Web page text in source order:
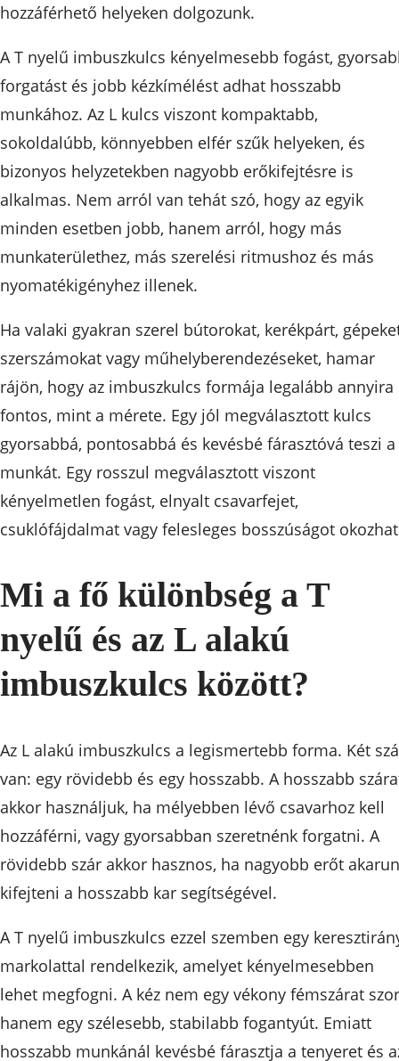
hozzáférhető helyeken dolgozunk.
A T nyelű imbuszkulcs kényelmesebb fogást,
forgatást és jobb kézkímélést adhat hosszabb
munkához. Az L kulcs viszont kompaktabb,
sokoldalúbb, könnyebben elfér szűk helyeken, és
bizonyos helyzetekben nagyobb erőkifejtésre is
alkalmas. Nem arról van tehát szó, hogy az egyik
minden esetben jobb, hanem arról, hogy más
munkaterülethez, más szerelési ritmushoz és más
nyomatékigényhez illenek.
Ha valaki gyakran szerel bútorokat, kerékpárt,
szerszámokat vagy műhelyberendezéseket, hamar
rájön, hogy az imbuszkulcs formája legalább annyira
fontos, mint a mérete. Egy jól megválasztott kulcs
gyorsabbá, pontosabbá és kevésbé fárasztóvá teszi a
munkát. Egy rosszul megválasztott viszont
kényelmetlen fogást, elnyalt csavarfejet,
csuklófájdalmat vagy felesleges bosszúságot
Mi a fő különbség a T
nyelű és az L alakú
imbuszkulcs között?
Az L alakú imbuszkulcs a legismertebb forma. Két
van: egy rövidebb és egy hosszabb. A hosszabb
akkor használjuk, ha mélyebben lévő csavarhoz kell
hozzáférni, vagy gyorsabban szeretnénk forgatni. A
rövidebb szár akkor hasznos, ha nagyobb erőt
kifejteni a hosszabb kar segítségével.
A T nyelű imbuszkulcs ezzel szemben egy
markolattal rendelkezik, amelyet kényelmesebben
lehet megfogni. A kéz nem egy vékony fémszárat
hanem egy szélesebb, stabilabb fogantyút. Emiatt
hosszabb munkánál kevésbé fárasztja a tenyeret és